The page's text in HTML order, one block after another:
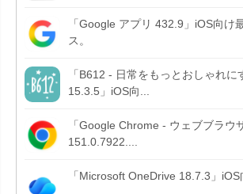
「Google アプリ 432.9」iOS向け
ス。
「B612 - 日常をもっとおしゃれに
15.3.5」iOS向...
「Google Chrome - ウェブブラウ
151.0.7922....
「Microsoft OneDrive 18.7.3」iOS